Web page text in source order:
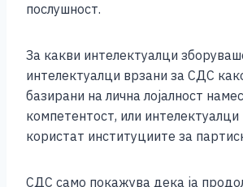
послушност.
За какви интелектуалци
интелектуалци врзани за СДС
базирани на лична лојалност
компетентост, или интелектуалци
користат институциите за
СДС само покажува дека ја